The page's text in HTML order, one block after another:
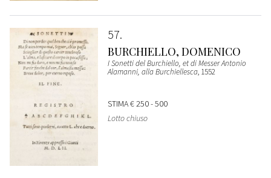
57
BURCHIELLO, DOMENICO
I Sonetti del Burchiello, et di Messer Antonio
Alamanni, alla Burchiellesca, 1552
STIMA€ 250 - 500
Lotto chiuso